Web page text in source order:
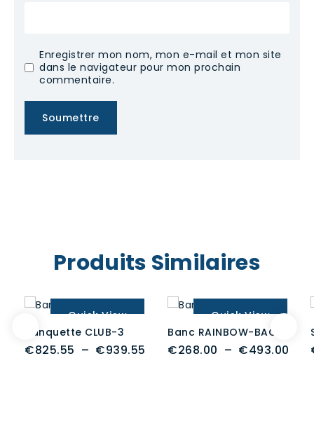
Enregistrer mon nom, mon e-mail et mon site
dans le navigateur pour mon prochain
commentaire.
Produits Similaires
Quick View
Banquette CLUB-3
€825.55 – €939.55 Plage
Quick View
Banc RAINBOW-BACK
€268.00 – €493.00